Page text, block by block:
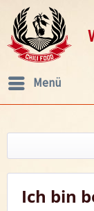
Menü
Ich bin